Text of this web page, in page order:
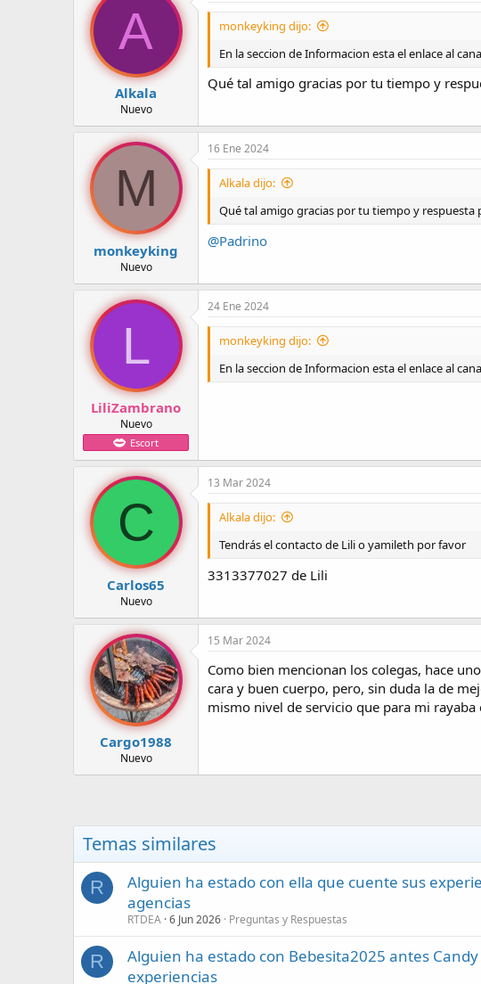
A
Alkala
Nuevo
monkeyking dijo:
En la seccion de Informacion esta el enlace al
Qué tal amigo gracias por tu tiempo y
M
monkeyking
Nuevo
16 Ene 2024
Alkala dijo:
Qué tal amigo gracias por tu tiempo y respuesta
@Padrino
L
LiliZambrano
Nuevo
Escort
24 Ene 2024
monkeyking dijo:
En la seccion de Informacion esta el enlace al
C
Carlos65
Nuevo
13 Mar 2024
Alkala dijo:
Tendrás el contacto de Lili o yamileth por favor
3313377027 de Lili
Cargo1988
Nuevo
15 Mar 2024
Como bien mencionan los colegas, hace
cara y buen cuerpo, pero, sin duda la de
mismo nivel de servicio que para mi
Temas similares
R
Alguien ha estado con ella que cuente sus
agencias
RTDEA 6 Jun 2026 Preguntas y Respuestas
R
Alguien ha estado con Bebesita2025 antes
experiencias